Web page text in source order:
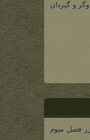
و گیردان
فصل سوم